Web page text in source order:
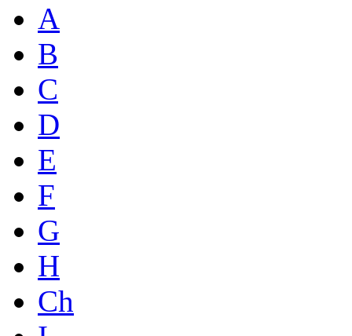
A
B
C
D
E
F
G
H
Ch